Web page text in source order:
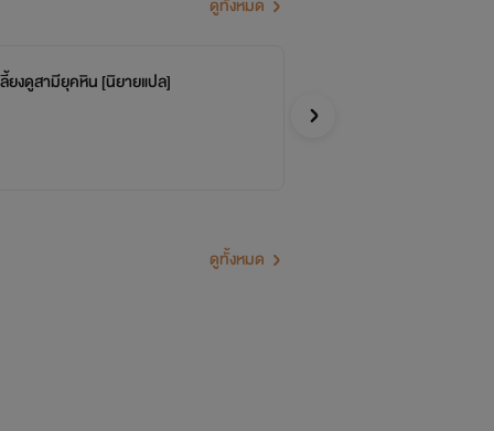
ดูทั้งหมด
บันทึกการเลี้ยงดูสามียุคหิน [นิยายแปล]
ดูทั้งหมด